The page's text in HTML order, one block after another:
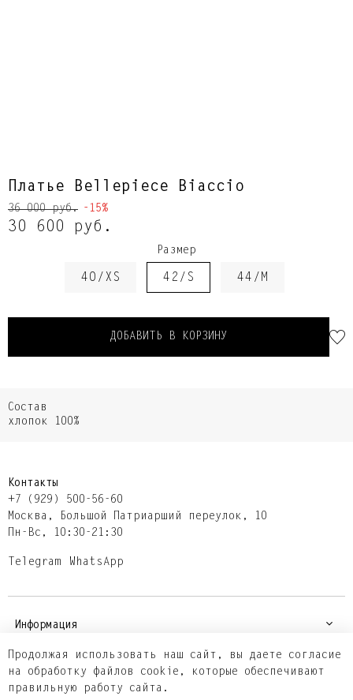
Платье Bellepiece Biaccio
30 600 руб.
36 000 руб. -15%
Размер
40/XS 42/S 44/M
ДОБАВИТЬ В КОРЗИНУ
Состав
хлопок 100%
Информация
Контакты
+7 (929) 500-56-60
Москва,​ Большой Патриарший переулок,​ 10
Пн-Вс, 10:30-21:30
Telegram WhatsApp
Продолжая использовать наш сайт, вы даете согласие
на обработку файлов cookie, которые обеспечивают
правильную работу сайта.